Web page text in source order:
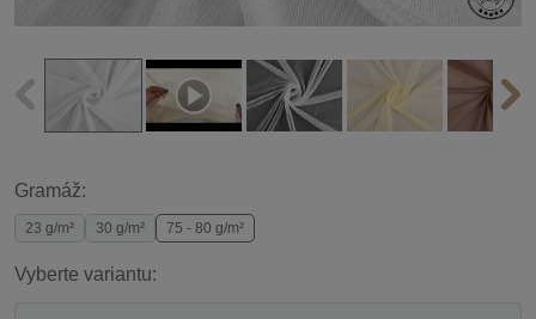
Gramáž:
23 g/m² 30 g/m² 75 - 80 g/m²
Vyberte variantu: